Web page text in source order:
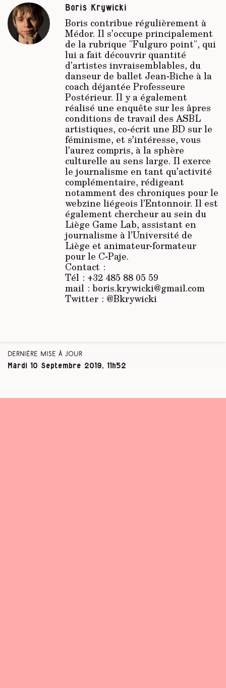
Boris Krywicki
Boris contribue régulièrement à
Médor. Il s’occupe principalement
de la rubrique "Fulguro point", qui
lui a fait découvrir quantité
d’artistes invraisemblables, du
danseur de ballet Jean-Biche à la
coach déjantée Professeure
Postérieur. Il y a également
réalisé une enquête sur les âpres
conditions de travail des ASBL
artistiques, co-écrit une BD sur le
féminisme, et s’intéresse, vous
l’aurez compris, à la sphère
culturelle au sens large. Il exerce
le journalisme en tant qu’activité
complémentaire, rédigeant
notamment des chroniques pour le
webzine liégeois l’Entonnoir. Il est
également chercheur au sein du
Liège Game Lab, assistant en
journalisme à l’Université de
Liège et animateur-formateur
pour le C-Paje.
Contact :
Tél : +32 485 88 05 59
mail : boris.krywicki@gmail.com
Twitter : @Bkrywicki
Dernière mise à jour
Mardi 10 Septembre 2019, 11h52